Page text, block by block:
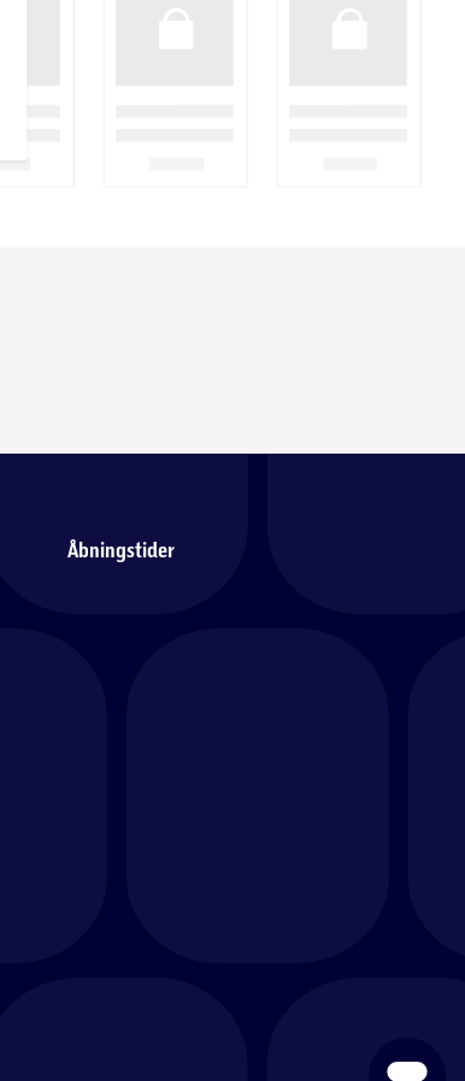
Åbningstider